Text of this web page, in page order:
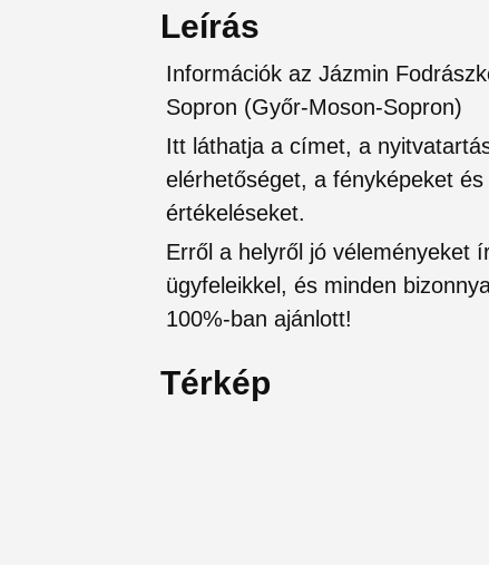
Leírás
Információk az Jázmin
Sopron (Győr-Moson-Sopron)
Itt láthatja a címet, a
elérhetőséget, a fényképeket
értékeléseket.
Erről a helyről jó véleményeket
ügyfeleikkel, és minden
100%-ban ajánlott!
Térkép